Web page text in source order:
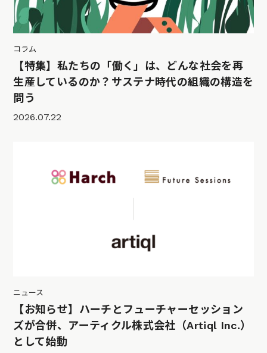
コラム
【特集】私たちの「働く」は、どんな社会を再
生産しているのか？サステナ時代の組織の構造を
問う
2026.07.22
ニュース
【お知らせ】ハーチとフューチャーセッション
ズが合併、アーティクル株式会社（Artiql Inc.）
として始動